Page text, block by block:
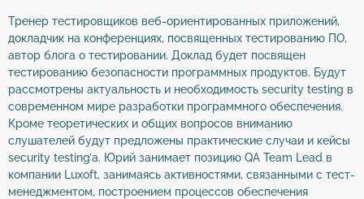
Тренер тестировщиков веб-ориентированных приложений,
докладчик на конференциях, посвященных тестированию ПО,
автор блога о тестировании. Доклад будет посвящен
тестированию безопасности программных продуктов. Будут
рассмотрены актуальность и необходимость security testing в
современном мире разработки программного обеспечения.
Кроме теоретических и общих вопросов вниманию
слушателей будут предложены практические случаи и кейсы
security testing’а. Юрий занимает позицию QA Team Lead в
компании Luxoft, занимаясь активностями, связанными с тест-
менеджментом, построением процессов обеспечения